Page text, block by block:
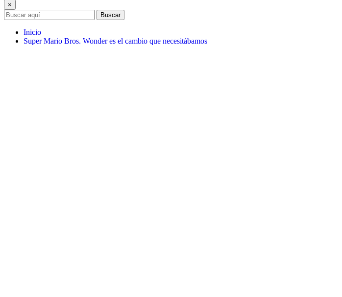
×
Buscar
Inicio
Super Mario Bros. Wonder es el cambio que necesitábamos